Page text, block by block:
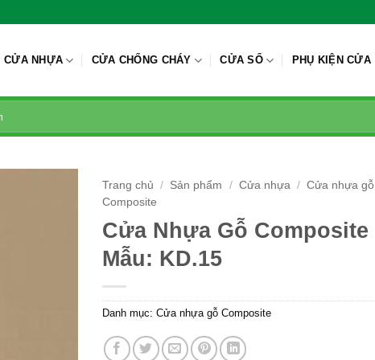
CỬA NHỰA CỬA CHỐNG CHÁY CỬA SỔ PHỤ KIỆN CỬA
Trang chủ / Sản phẩm / Cửa nhựa / Cửa nhựa gỗ
Composite
Cửa Nhựa Gỗ Composite
Mẫu: KD.15
Danh mục:Cửa nhựa gỗ Composite